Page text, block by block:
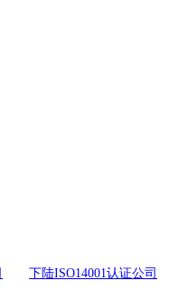
下陆ISO14001认证公司